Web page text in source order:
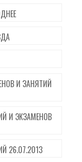
И ЗАНЯТИЙ
И ЭКЗАМЕНОВ
26.07.2013